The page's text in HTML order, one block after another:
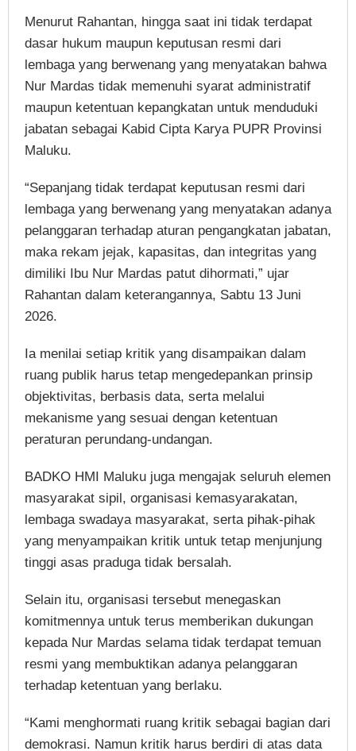
Menurut Rahantan, hingga saat ini tidak terdapat
dasar hukum maupun keputusan resmi dari
lembaga yang berwenang yang menyatakan bahwa
Nur Mardas tidak memenuhi syarat administratif
maupun ketentuan kepangkatan untuk menduduki
jabatan sebagai Kabid Cipta Karya PUPR Provinsi
Maluku.
“Sepanjang tidak terdapat keputusan resmi dari
lembaga yang berwenang yang menyatakan adanya
pelanggaran terhadap aturan pengangkatan jabatan,
maka rekam jejak, kapasitas, dan integritas yang
dimiliki Ibu Nur Mardas patut dihormati,” ujar
Rahantan dalam keterangannya, Sabtu 13 Juni
2026.
Ia menilai setiap kritik yang disampaikan dalam
ruang publik harus tetap mengedepankan prinsip
objektivitas, berbasis data, serta melalui
mekanisme yang sesuai dengan ketentuan
peraturan perundang-undangan.
BADKO HMI Maluku juga mengajak seluruh elemen
masyarakat sipil, organisasi kemasyarakatan,
lembaga swadaya masyarakat, serta pihak-pihak
yang menyampaikan kritik untuk tetap menjunjung
tinggi asas praduga tidak bersalah.
Selain itu, organisasi tersebut menegaskan
komitmennya untuk terus memberikan dukungan
kepada Nur Mardas selama tidak terdapat temuan
resmi yang membuktikan adanya pelanggaran
terhadap ketentuan yang berlaku.
“Kami menghormati ruang kritik sebagai bagian dari
demokrasi. Namun kritik harus berdiri di atas data